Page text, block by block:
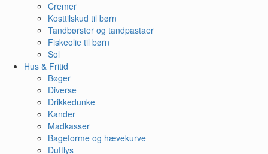
Cremer
Kosttilskud til børn
Tandbørster og tandpastaer
Fiskeolie til børn
Sol
Hus & Fritid
Bøger
Diverse
Drikkedunke
Kander
Madkasser
Bageforme og hævekurve
Duftlys